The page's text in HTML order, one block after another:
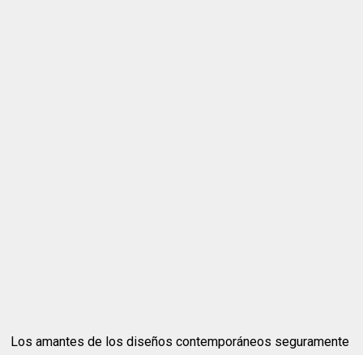
Los amantes de los diseños contemporáneos seguramente